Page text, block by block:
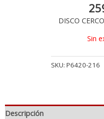
DISCO
Sin
SKU: P6420-216
Descripción